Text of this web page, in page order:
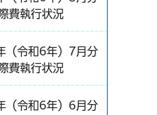
費執行状況
（令和6年）7月分
費執行状況
（令和6年）6月分